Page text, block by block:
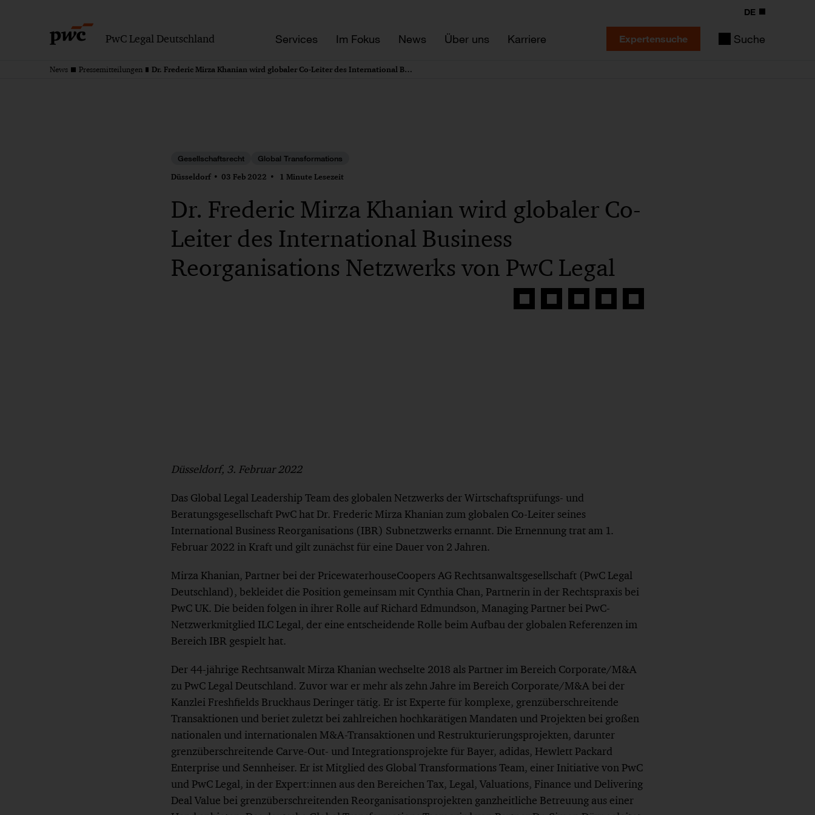
PwC Legal Deutschland Services Im Fokus News Über uns Karriere
DE
Expertensuche Suche
News Pressemitteilungen Dr. Frederic Mirza Khanian wird globaler Co-Leiter des International Business Reorganisations Netzwerks von PwC Legal
Gesellschaftsrecht Global Transformations
Düsseldorf 03 Feb 2022 1 Minute Lesezeit
Dr. Frederic Mirza Khanian wird globaler Co-
Leiter des International Business
Reorganisations Netzwerks von PwC Legal
Auf
Auf
Auf
Auf
Link
Düsseldorf, 3. Februar 2022
Das Global Legal Leadership Team des globalen Netzwerks der Wirtschaftsprüfungs- und
Beratungsgesellschaft PwC hat Dr. Frederic Mirza Khanian zum globalen Co-Leiter seines
International Business Reorganisations (IBR) Subnetzwerks ernannt. Die Ernennung trat am 1.
Februar 2022 in Kraft und gilt zunächst für eine Dauer von 2 Jahren.
Mirza Khanian, Partner bei der PricewaterhouseCoopers AG Rechtsanwaltsgesellschaft (PwC Legal
Deutschland), bekleidet die Position gemeinsam mit Cynthia Chan, Partnerin in der Rechtspraxis bei
PwC UK. Die beiden folgen in ihrer Rolle auf Richard Edmundson, Managing Partner bei PwC-
Netzwerkmitglied ILC Legal, der eine entscheidende Rolle beim Aufbau der globalen Referenzen im
Bereich IBR gespielt hat.
Der 44-jährige Rechtsanwalt Mirza Khanian wechselte 2018 als Partner im Bereich Corporate/M&A
zu PwC Legal Deutschland. Zuvor war er mehr als zehn Jahre im Bereich Corporate/M&A bei der
Kanzlei Freshfields Bruckhaus Deringer tätig. Er ist Experte für komplexe, grenzüberschreitende
Transaktionen und beriet zuletzt bei zahlreichen hochkarätigen Mandaten und Projekten bei großen
nationalen und internationalen M&A-Transaktionen und Restrukturierungsprojekten, darunter
grenzüberschreitende Carve-Out- und Integrationsprojekte für Bayer, adidas, Hewlett Packard
Enterprise und Sennheiser. Er ist Mitglied des Global Transformations Team, einer Initiative von PwC
und PwC Legal, in der Expert:innen aus den Bereichen Tax, Legal, Valuations, Finance und Delivering
Deal Value bei grenzüberschreitenden Reorganisationsprojekten ganzheitliche Betreuung aus einer